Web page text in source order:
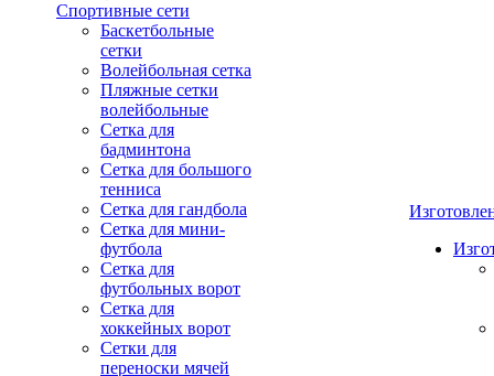
Спортивные сети
Баскетбольные
сетки
Волейбольная сетка
Пляжные сетки
волейбольные
Сетка для
бадминтона
Сетка для большого
тенниса
Сетка для гандбола
Сетка для мини-
футбола
Сетка для
футбольных ворот
Сетка для
хоккейных ворот
Сетки для
переноски мячей